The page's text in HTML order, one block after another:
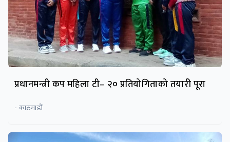
प्रधानमन्त्री कप महिला टी– २० प्रतियोगिताको तयारी पूरा
- काठमाडाैं